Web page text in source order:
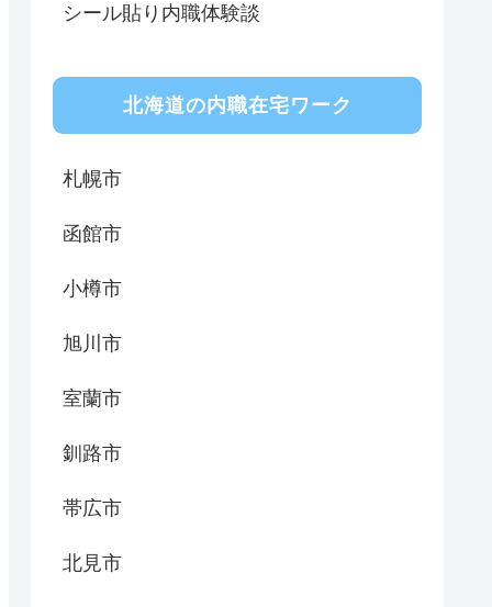
シール貼り内職体験談
北海道の内職在宅ワーク
札幌市
函館市
小樽市
旭川市
室蘭市
釧路市
帯広市
北見市